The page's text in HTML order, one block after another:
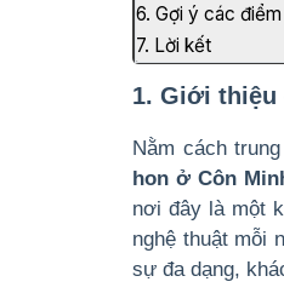
6. Gợi ý các
7. Lời kết
1. Giới thiệu
Nằm cách
hon ở Côn
nơi đây là một
nghệ thuật mỗi
sự đa dạng,